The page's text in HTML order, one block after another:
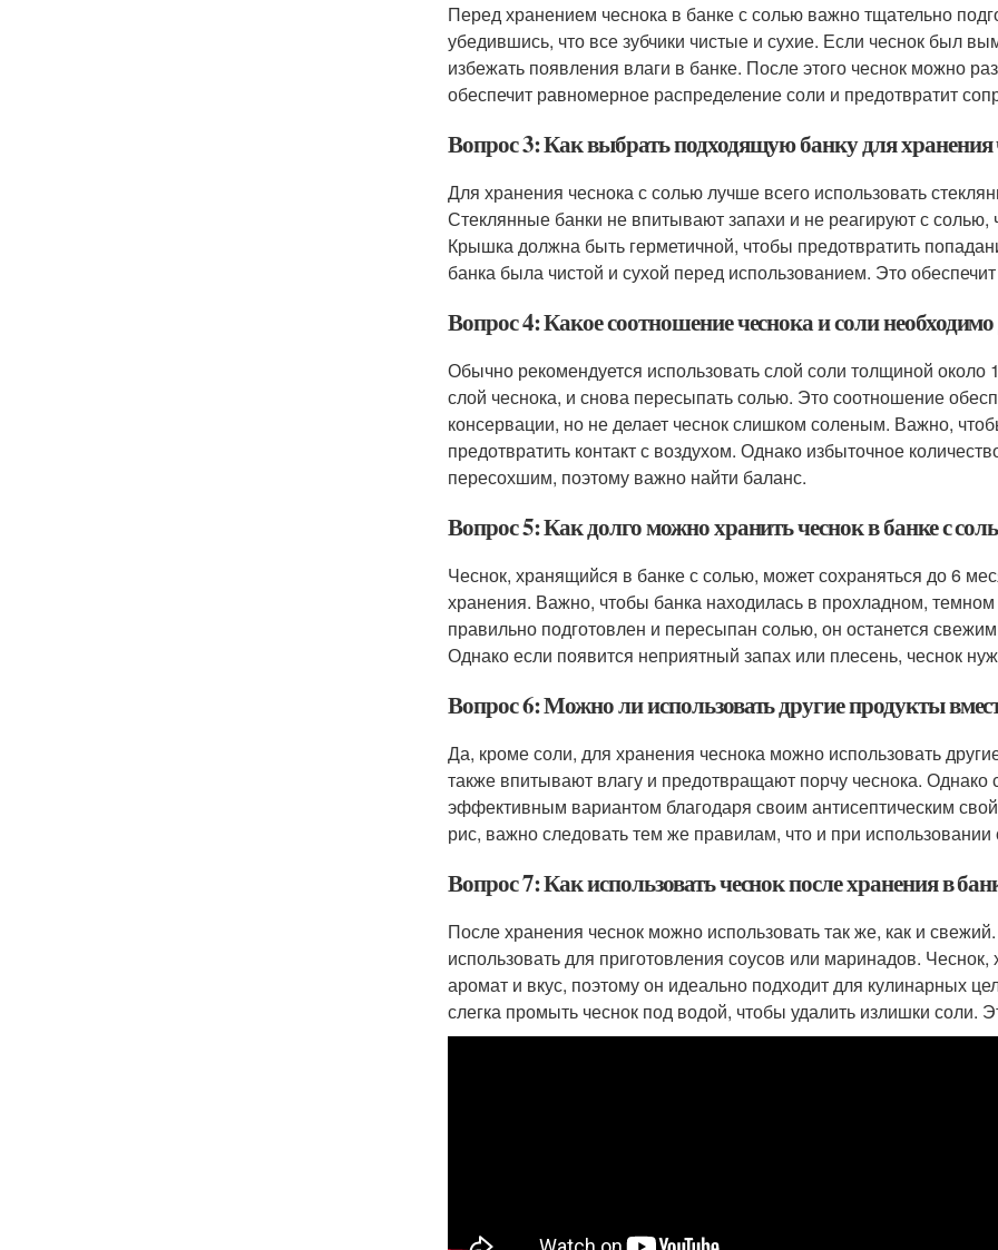
Перед хранением чеснока в банке с солью важно тщательно
убедившись, что все зубчики чистые и сухие. Если чеснок был
избежать появления влаги в банке. После этого чеснок можно
обеспечит равномерное распределение соли и предотвратит
Вопрос 3: Как выбрать подходящую банку для хранения
Для хранения чеснока с солью лучше всего использовать
Стеклянные банки не впитывают запахи и не реагируют с солью,
Крышка должна быть герметичной, чтобы предотвратить
банка была чистой и сухой перед использованием. Это
Вопрос 4: Какое соотношение чеснока и соли
Обычно рекомендуется использовать слой соли толщиной около
слой чеснока, и снова пересыпать солью. Это соотношение
консервации, но не делает чеснок слишком соленым. Важно,
предотвратить контакт с воздухом. Однако избыточное
пересохшим, поэтому важно найти баланс.
Вопрос 5: Как долго можно хранить чеснок в банке с
Чеснок, хранящийся в банке с солью, может сохраняться до 6
хранения. Важно, чтобы банка находилась в прохладном,
правильно подготовлен и пересыпан солью, он останется
Однако если появится неприятный запах или плесень, чеснок
Вопрос 6: Можно ли использовать другие продукты
Да, кроме соли, для хранения чеснока можно использовать
также впитывают влагу и предотвращают порчу чеснока.
эффективным вариантом благодаря своим антисептическим
рис, важно следовать тем же правилам, что и при использовании
Вопрос 7: Как использовать чеснок после хранения в
После хранения чеснок можно использовать так же, как и
использовать для приготовления соусов или маринадов.
аромат и вкус, поэтому он идеально подходит для кулинарных
слегка промыть чеснок под водой, чтобы удалить излишки соли.